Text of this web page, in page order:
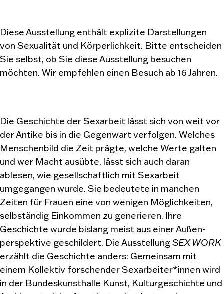
Diese Ausstellung enthält explizite Darstellungen
von Sexualität und Körperlichkeit. Bitte entscheiden
Sie selbst, ob Sie diese Ausstellung besuchen
möchten. Wir empfehlen einen Besuch ab 16 Jahren.
Die Geschichte der Sexarbeit lässt sich von weit vor
der Antike bis in die Gegenwart verfolgen. Welches
Menschenbild die Zeit prägte, welche Werte galten
und wer Macht ausübte, lässt sich auch daran
ablesen, wie gesellschaftlich mit Sexarbeit
umgegangen wurde. Sie bedeutete in manchen
Zeiten für Frauen eine von wenigen Möglichkeiten,
selbständig Einkommen zu generieren. Ihre
Geschichte wurde bislang meist aus einer Außen-
perspektive geschildert. Die AusstellungSEX WORK
erzählt die Geschichte anders: Gemeinsam mit
einem Kollektiv forschender Sexarbeiter*innen wird
in der Bundeskunsthalle Kunst, Kulturgeschichte und